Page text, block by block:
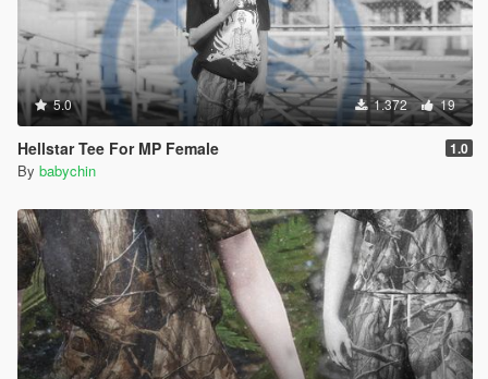
5.0 1.372 19
Hellstar Tee For MP Female 1.0
By babychin